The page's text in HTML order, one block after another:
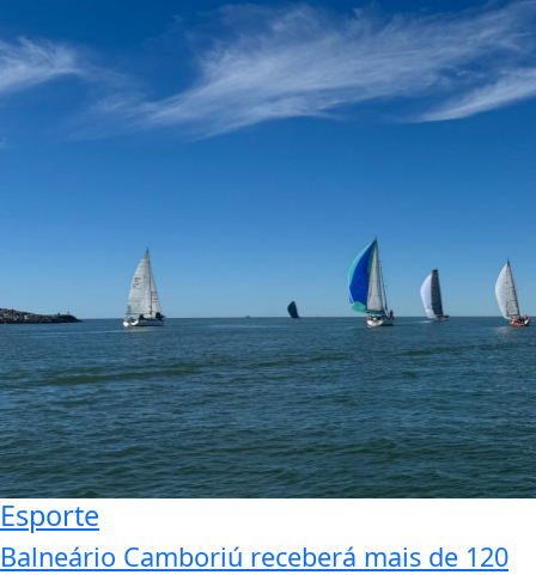
Esporte
Balneário Camboriú receberá mais de 120